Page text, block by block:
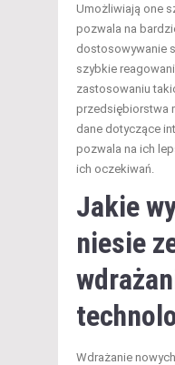
Umożliwiają one
pozwala na
dostosowywanie
szybkie
zastosowaniu
przedsiębiorstwa
dane dotyczące
pozwala na ich
ich oczekiwań.
Jakie
niesie
Wdrażanie